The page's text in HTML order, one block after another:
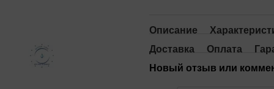
Описание
Доставка
Оплата
Новый отзыв или